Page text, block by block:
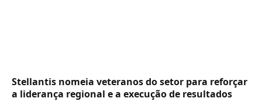
Stellantis nomeia veteranos do setor para reforçar
a liderança regional e a execução de resultados